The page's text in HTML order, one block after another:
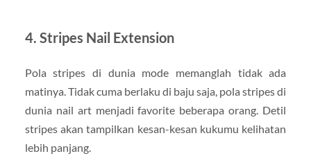
4. Stripes Nail Extension
Pola stripes di dunia mode memanglah tidak ada
matinya. Tidak cuma berlaku di baju saja, pola stripes di
dunia nail art menjadi favorite beberapa orang. Detil
stripes akan tampilkan kesan-kesan kukumu kelihatan
lebih panjang.